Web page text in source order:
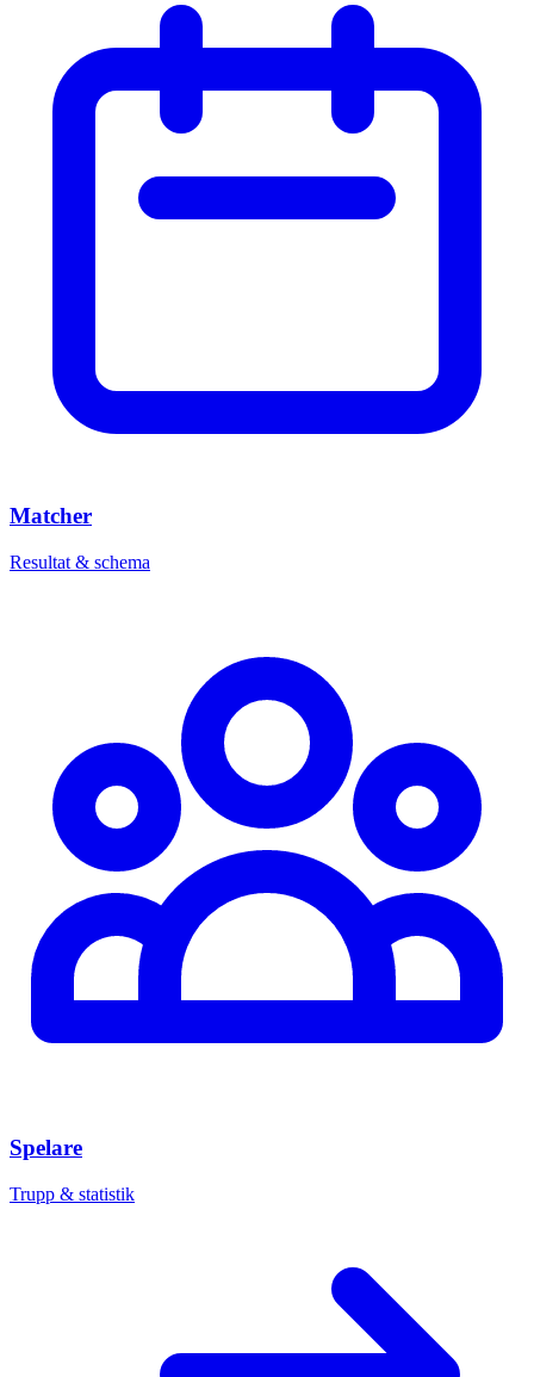
Matcher
Resultat & schema
Spelare
Trupp & statistik